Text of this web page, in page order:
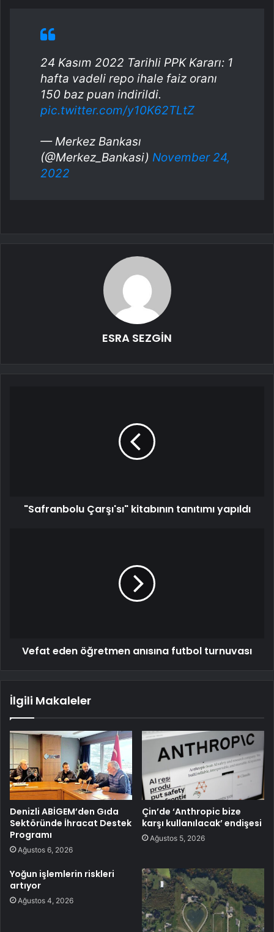
24 Kasım 2022 Tarihli PPK Kararı: 1
hafta vadeli repo ihale faiz oranı
150 baz puan indirildi.
pic.twitter.com/y10K62TLtZ
— Merkez Bankası
(@Merkez_Bankasi) November 24,
2022
ESRA SEZGİN
"Safranbolu Çarşı'sı" kitabının tanıtımı yapıldı
Vefat eden öğretmen anısına futbol turnuvası
İlgili Makaleler
Denizli ABİGEM’den Gıda
Sektöründe İhracat Destek
Programı
Ağustos 6, 2026
Çin’de ‘Anthropic bize
karşı kullanılacak’ endişesi
Ağustos 5, 2026
Yoğun işlemlerin riskleri
artıyor
Ağustos 4, 2026